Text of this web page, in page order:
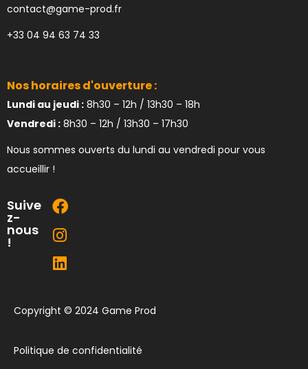
contact@game-prod.fr
+33 04 94 63 74 33
Nos horaires d'ouverture :
Lundi au jeudi : 8h30 – 12h / 13h30 – 18h
Vendredi : 8h30 – 12h / 13h30 – 17h30
Nous sommes ouverts du lundi au vendredi pour vous
accueillir !
Suive
z-
nous
!
Copyright © 2024 Game Prod
Politique de confidentialité